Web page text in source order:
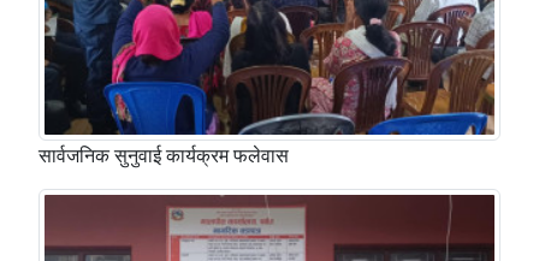
सार्वजनिक सुनुवाई कार्यक्रम फलेवास